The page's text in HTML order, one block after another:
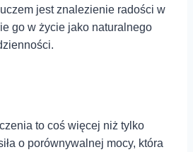
jest znalezienie ⁤radości w
go w życie jako naturalnego
to coś więcej niż tylko
o porównywalnej mocy, która